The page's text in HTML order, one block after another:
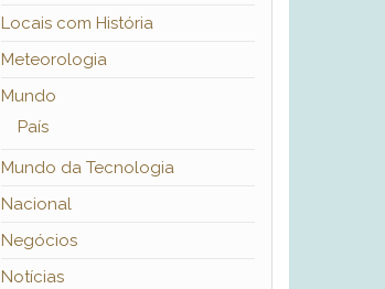
Locais com História
Meteorologia
Mundo
País
Mundo da Tecnologia
Nacional
Negócios
Notícias